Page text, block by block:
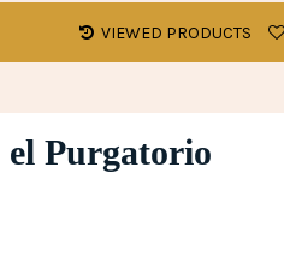
VIEWED PRODUCTS
el Purgatorio